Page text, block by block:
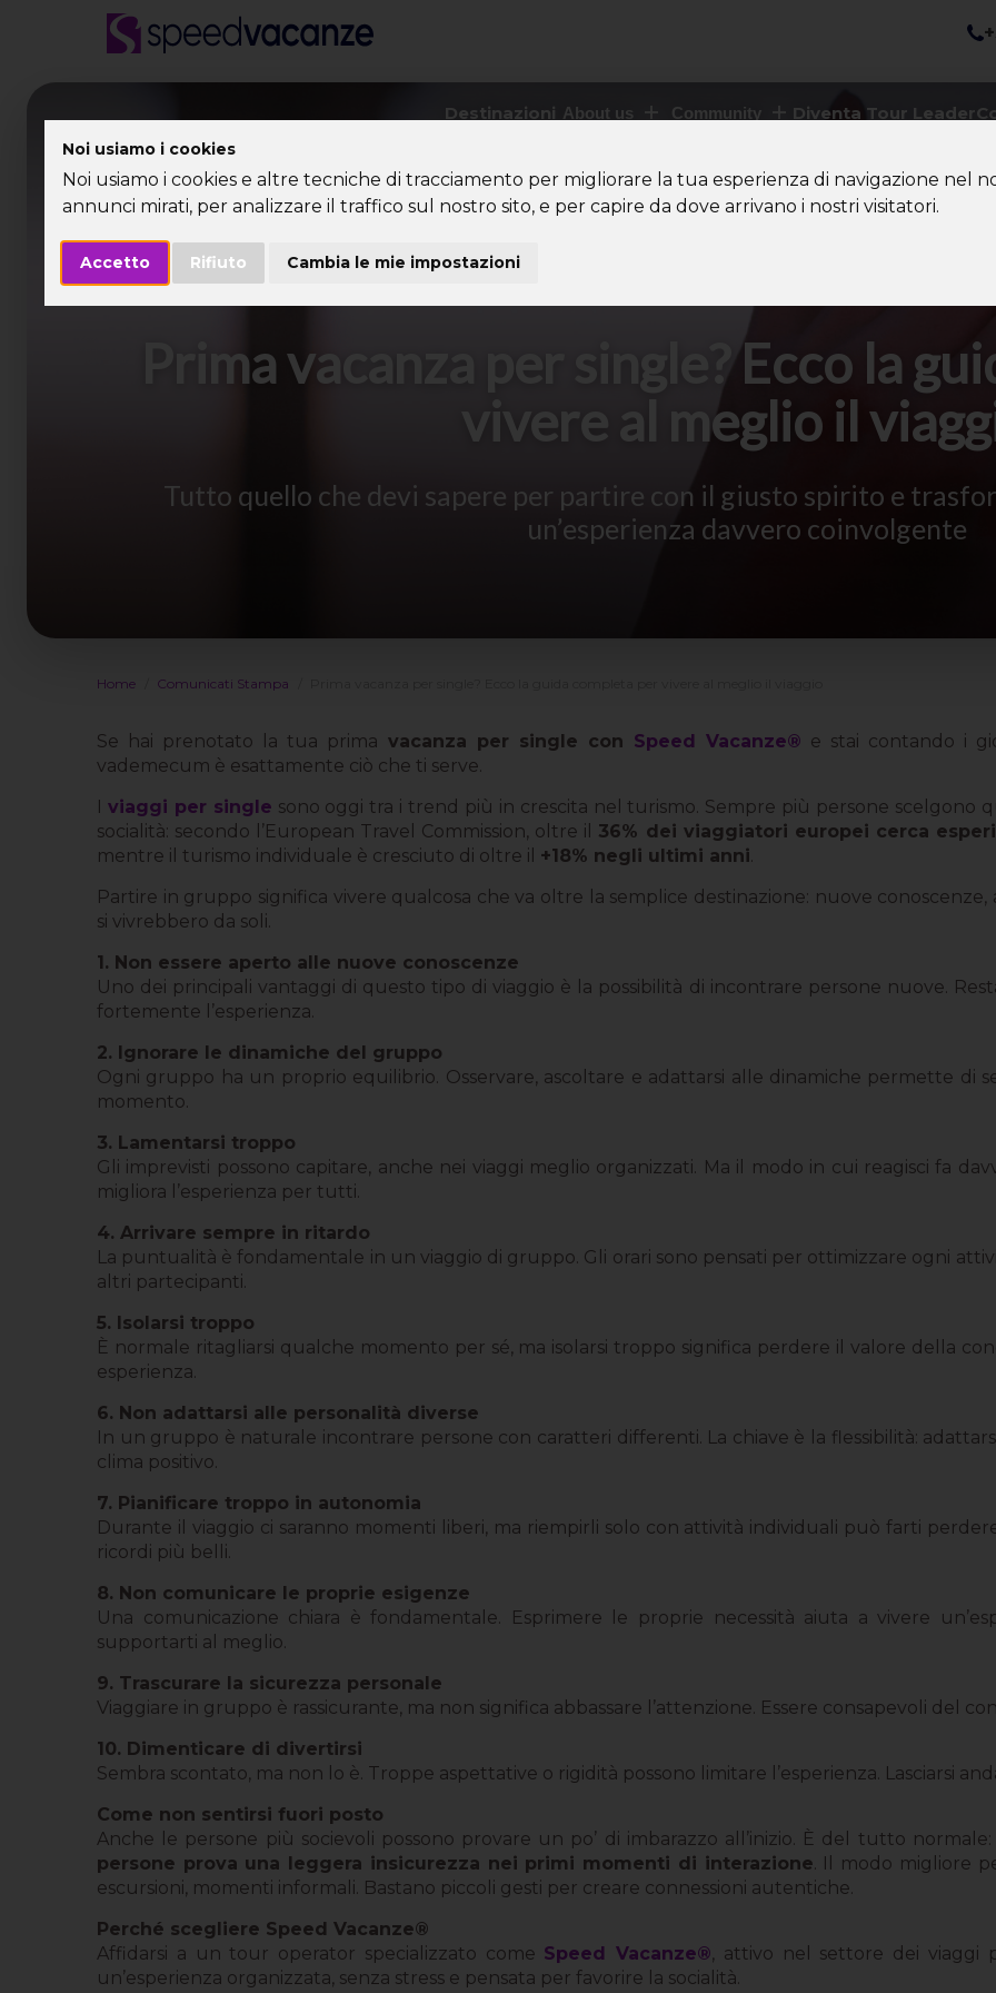
Noi usiamo i cookies
Noi usiamo i cookies e altre tecniche di tracciamento per migliorare la tua esperienza di navigazione nel
annunci mirati, per analizzare il traffico sul nostro sito, e per capire da dove arrivano i nostri visitatori.
Accetto Rifiuto Cambia le mie impostazioni
Destinazioni About us Community Diventa Tour Leader
Prima vacanza per single? Ecco la
vivere al meglio il
Tutto quello che devi sapere per partire con il giusto spirito e
un’esperienza davvero coinvolgente
Home Comunicati Stampa
Se hai prenotato la tua prima vacanza per single con Speed Vacanze® e stai contando i
vademecum è esattamente ciò che ti serve.
I viaggi per single sono oggi tra i trend più in crescita nel turismo. Sempre più persone scelgono
socialità: secondo l’European Travel Commission, oltre il 36% dei viaggiatori europei cerca
mentre il turismo individuale è cresciuto di oltre il +18% negli ultimi anni
Partire in gruppo significa vivere qualcosa che va oltre la semplice destinazione: nuove
si vivrebbero da soli.
1. Non essere aperto alle nuove conoscenze
Uno dei principali vantaggi di questo tipo di viaggio è la possibilità di incontrare persone nuove.
fortemente l’esperienza.
2. Ignorare le dinamiche del gruppo
Ogni gruppo ha un proprio equilibrio. Osservare, ascoltare e adattarsi alle dinamiche permette di
momento.
3. Lamentarsi troppo
Gli imprevisti possono capitare, anche nei viaggi meglio organizzati. Ma il modo in cui reagisci fa
migliora l’esperienza per tutti.
4. Arrivare sempre in ritardo
La puntualità è fondamentale in un viaggio di gruppo. Gli orari sono pensati per ottimizzare ogni
altri partecipanti.
5. Isolarsi troppo
È normale ritagliarsi qualche momento per sé, ma isolarsi troppo significa perdere il valore della
esperienza.
6. Non adattarsi alle personalità diverse
In un gruppo è naturale incontrare persone con caratteri differenti. La chiave è la flessibilità:
clima positivo.
7. Pianificare troppo in autonomia
Durante il viaggio ci saranno momenti liberi, ma riempirli solo con attività individuali può farti
ricordi più belli.
8. Non comunicare le proprie esigenze
Una comunicazione chiara è fondamentale. Esprimere le proprie necessità aiuta a vivere
supportarti al meglio.
9. Trascurare la sicurezza personale
Viaggiare in gruppo è rassicurante, ma non significa abbassare l’attenzione. Essere consapevoli del
10. Dimenticare di divertirsi
Sembra scontato, ma non lo è. Troppe aspettative o rigidità possono limitare l’esperienza. Lasciarsi
Come non sentirsi fuori posto
Anche le persone più socievoli possono provare un po’ di imbarazzo all’inizio. È del tutto
persone prova una leggera insicurezza nei primi momenti di interazione . Il modo migliore
escursioni, momenti informali. Bastano piccoli gesti per creare connessioni autentiche.
Perché scegliere Speed Vacanze®
Affidarsi a un tour operator specializzato come Speed Vacanze® , attivo nel settore dei viaggi
un’esperienza organizzata, senza stress e pensata per favorire la socialità.